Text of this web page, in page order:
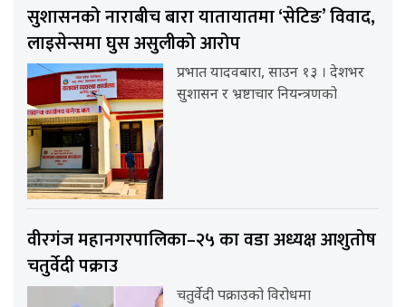
सुशासनको नाराबीच बारा यातायातमा ‘सेटिङ’ विवाद,
लाइसेन्समा घुस असुलीको आरोप
प्रभात यादवबारा, साउन १३ । देशभर
सुशासन र भ्रष्टाचार नियन्त्रणको
वीरगंज महानगरपालिका–२५ का वडा अध्यक्ष आशुतोष
चतुर्वेदी पक्राउ
चतुर्वेदी पक्राउको विरोधमा